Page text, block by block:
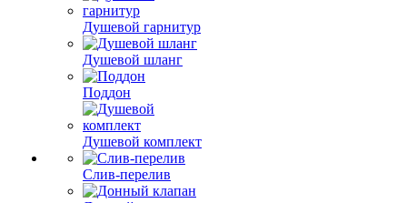
Душевой гарнитур
Душевой шланг
Поддон
Душевой комплект
Слив-перелив